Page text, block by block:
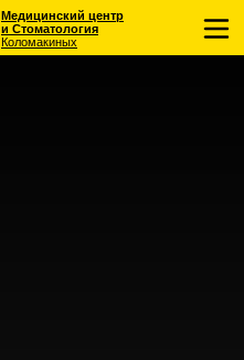
Медицинский центр
и Стоматология
Коломакиных